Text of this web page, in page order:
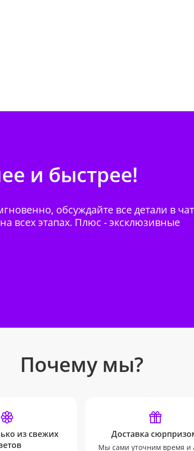
и быстрее!
обсуждайте все детали в
всех этапах. Плюс - эксклюзивные
Почему мы?
из свежих
Доставка
Мы сами уточним время и